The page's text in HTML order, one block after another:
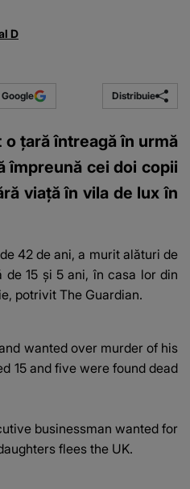
D
Distribuie
țară întreagă în urmă
împreună cei doi copii
viață în vila de lux în
42 de ani, a murit alături de
15 și 5 ani, în casa lor din
potrivit The Guardian.
wanted over murder of his
15 and five were found dead
businessman wanted for
flees the UK.